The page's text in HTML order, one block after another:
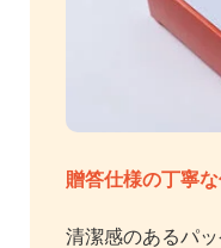
贈答仕様の丁寧
清潔感のあるパ